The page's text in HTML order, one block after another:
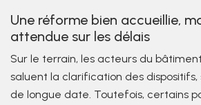
Une réforme bien accueillie,
attendue sur les délais
Sur le terrain, les acteurs du
saluent la clarification des
de longue date. Toutefois, certains